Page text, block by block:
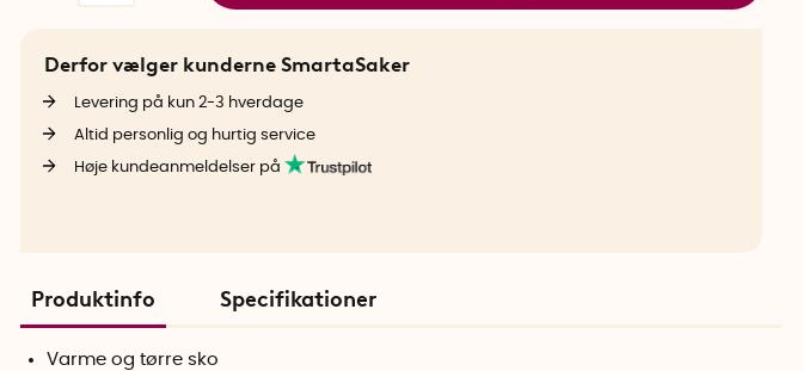
Derfor vælger kunderne SmartaSaker
Levering på kun 2-3 hverdage
Altid personlig og hurtig service
Høje kundeanmeldelser på
Produktinfo Specifikationer
Varme og tørre sko